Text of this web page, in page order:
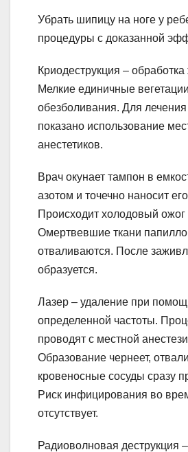
Убрать шипицу на ноге у
процедуры с доказанной
Криодеструкция –
Мелкие единичные
обезболивания. Для
показано использование
анестетиков.
Врач окунает тампон в
азотом и точечно наносит
Происходит холодовый ожог
Омертвевшие ткани
отваливаются. После
образуется.
Лазер – удаление при
определенной частоты.
проводят с местной
Образование чернеет,
кровеносные сосуды сразу
Риск инфицирования во
отсутствует.
Радиоволновая деструкция